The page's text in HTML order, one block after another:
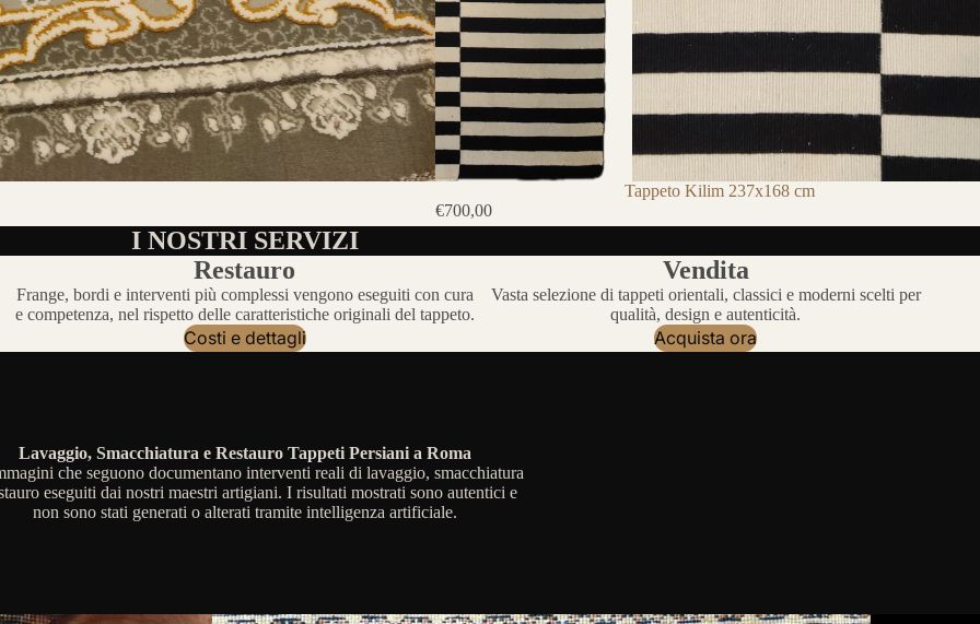
Tappeto Kilim 237x168 cm
€700,00
I NOSTRI SERVIZI
Restauro
Frange, bordi e interventi più complessi vengono eseguiti con cura
e competenza, nel rispetto delle caratteristiche originali del tappeto.
Costi e dettagli
Vendita
Vasta selezione di tappeti orientali, classici e moderni scelti per
qualità, design e autenticità.
Acquista ora
Lavaggio, Smacchiatura e Restauro Tappeti Persiani a Roma
che seguono documentano interventi reali di lavaggio, smacchiatura
eseguiti dai nostri maestri artigiani. I risultati mostrati sono autentici e
non sono stati generati o alterati tramite intelligenza artificiale.